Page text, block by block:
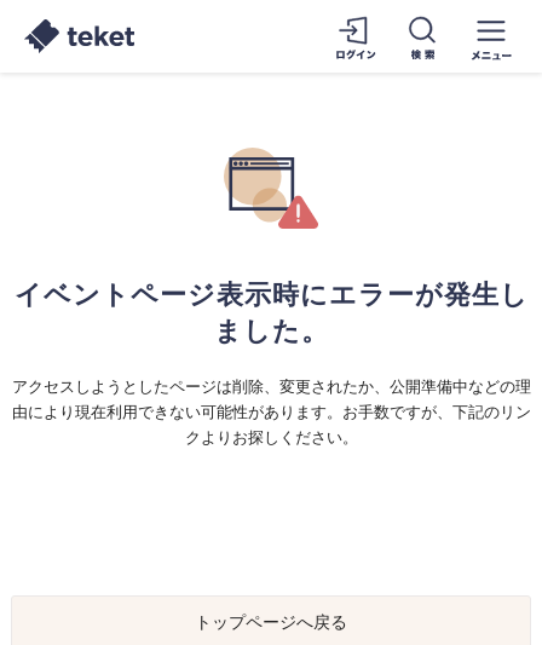
イベントページ表示時にエラーが発生し
ました。
アクセスしようとしたページは削除、変更されたか、公開準備中などの理
由により現在利用できない可能性があります。お手数ですが、下記のリン
クよりお探しください。
トップページへ戻る